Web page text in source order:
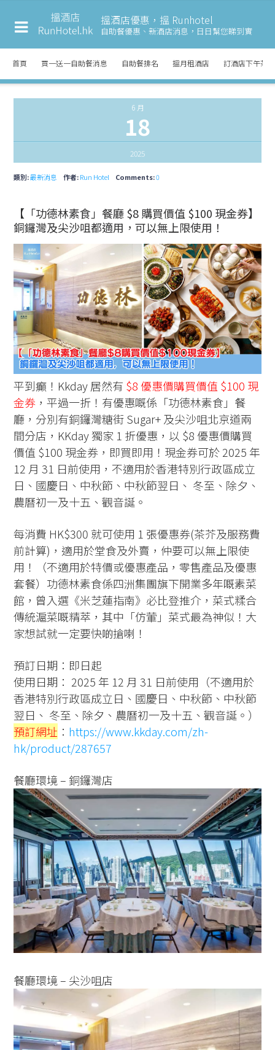
搵酒店優惠，搵 Runhotel
自助餐優惠、新酒店消息， 日日幫您睇到實
首頁 買一送一自助餐消息 自助餐排名 搵月租酒店 訂酒店下午茶
6 月
18
2025
類別:最新消息 作者:Run Hotel Comments:0
【「功德林素食」餐廳 $8 購買價值 $100 現金券】
銅鑼灣及尖沙咀都適用，可以無上限使用！
平到癲！Kkday 居然有 $8 優惠價購買價值 $100 現
金券 ，平過一折！有優惠嘅係「功德林素食」餐
廳，分別有銅鑼灣糖街 Sugar+ 及尖沙咀北京道兩
間分店，KKday 獨家 1 折優惠，以 $8 優惠價購買
價值 $100 現金券，即買即用！現金券可於 2025 年
12 月 31 日前使用，不適用於香港特別行政區成立
日、國慶日、中秋節、中秋節翌日、 冬至、除夕、
農曆初一及十五、觀音誕。
每消費 HK$300 就可使用 1 張優惠券(茶芥及服務費
前計算)，適用於堂食及外賣，仲要可以無上限使
用！（不適用於特價或優惠產品，零售產品及優惠
套餐）功德林素食係四洲集團旗下開業多年嘅素菜
館，曾入選《米芝蓮指南》必比登推介，菜式糅合
傳統滬菜嘅精萃，其中「仿葷」菜式最為神似！大
家想試就一定要快啲搶喇！
預訂日期：即日起
使用日期： 2025 年 12 月 31 日前使用（不適用於
香港特別行政區成立日、國慶日、中秋節、中秋節
翌日、 冬至、除夕、農曆初一及十五、觀音誕。）
預訂網址 ： https://www.kkday.com/zh-
hk/product/287657
餐廳環境 – 銅鑼灣店
餐廳環境 – 尖沙咀店